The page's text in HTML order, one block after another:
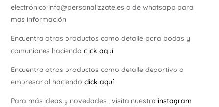
electrónico info@personalizzate.es o de whatsapp para
mas información
Encuentra otros productos como detalle para bodas y
comuniones haciendo click aquí
Encuentra otros productos como detalle deportivo o
empresarial haciendo click aquí
Para más ideas y novedades , visita nuestro instagram